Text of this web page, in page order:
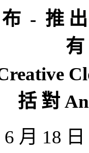
布 - 推
有
括 對
月 18